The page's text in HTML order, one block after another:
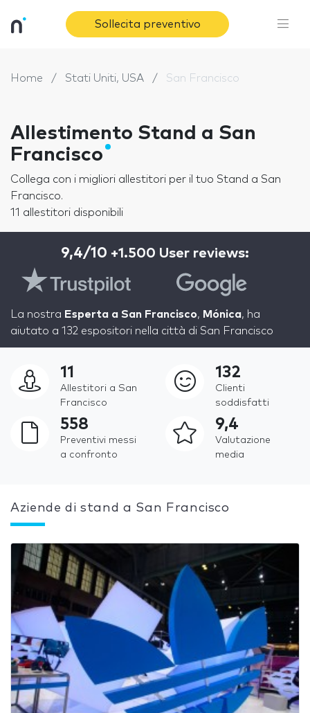
Sollecita preventivo
Home Stati Uniti, USA San Francisco
Allestimento Stand a San
Francisco
Collega con i migliori allestitori per il tuo Stand a San
Francisco.
11 allestitori disponibili
9,4/10 +1.500 User reviews:
La nostra Esperta a San Francisco, Mónica, ha
aiutato a 132 espositori nella città di San Francisco
11
Allestitori a San
Francisco
132
Clienti
soddisfatti
558
Preventivi messi
a confronto
9,4
Valutazione
media
Aziende di stand a San Francisco